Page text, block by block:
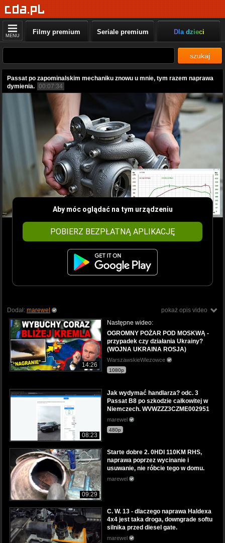
MENU Filmy premium Seriale premium Dla dzieci
szukaj
Passat po zapominalskim mechaniku znowu u mnie, tym razem naprawa
dymienia. 00:07:34
Aby móc oglądać na tym urządzeniu
POBIERZ BEZPŁATNĄ APLIKACJĘ
pokaż opis video
Dodał: marewel
14:26
Następne wideo:
OGROMNY POŻAR POD MOSKWĄ -
przypadek czy działania Ukrainy?
(WOJNA UKRAINA ROSJA)
WarszawskieWiezowce
1080p
08:23
Jak wydymać handlarza? odc. 3
Passat B8 po szkodzie całkowitej w
Niemczech. WVWZZZ3CZME002951
marewel
480p
09:29
Starte dobre 2. 0HDI 110KM RHS,
naprawa poprzez wycinanie i
usuwanie, nie róbcie tego w domu.
marewel
C. W. 13 - dlaczego naprawa Haldexa
4x4 jest taka droga, downgrade softu
silnika przed diesel gate.
marewel